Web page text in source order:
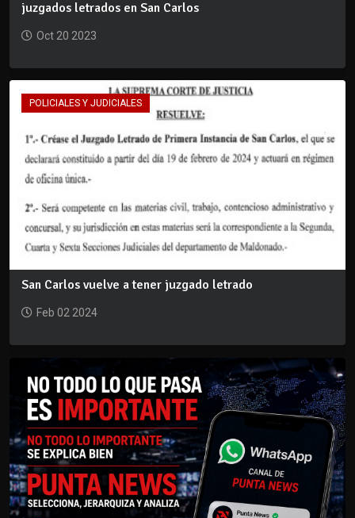
juzgados letrados en San Carlos
Oct 20 2023
POLICIALES Y JUDICIALES
San Carlos vuelve a tener juzgado letrado
Feb 02 2024